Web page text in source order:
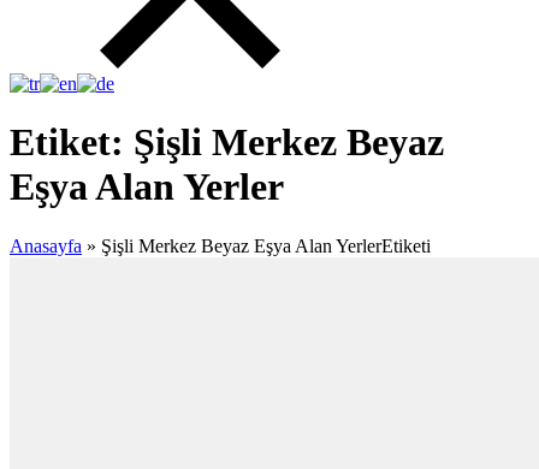
Etiket: Şişli Merkez Beyaz
Eşya Alan Yerler
Anasayfa » Şişli Merkez Beyaz Eşya Alan YerlerEtiketi